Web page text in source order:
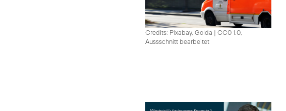
Credits: Pixabay, Golda | CC0 1.0,
Aussschnitt bearbeitet